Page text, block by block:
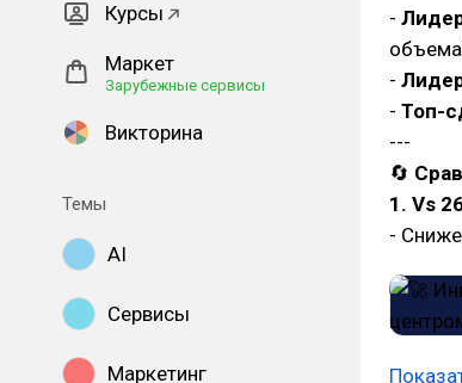
Курсы
Маркет
Зарубежные сервисы
Викторина
Темы
AI
Сервисы
Маркетинг
-
-
- Топ-
---
🔄
1. Vs
-